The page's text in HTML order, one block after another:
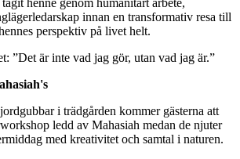
henne genom humanitärt arbete,
innan en transformativ resa till
perspektiv på livet helt.
”Det är inte vad jag gör, utan vad jag är.”
i trädgården kommer gästerna att
ledd av Mahasiah medan de njuter
med kreativitet och samtal i naturen.